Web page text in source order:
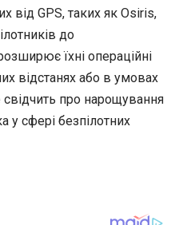
від GPS, таких як Osiris,
до
їхні операційні
відстанях або в умовах
про нарощування
у сфері безпілотних